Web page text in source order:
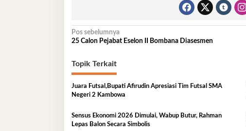
Navigasi
Pos sebelumnya
25 Calon Pejabat Eselon II Bombana Diasesmen
Topik Terkait
Juara Futsal,Bupati Afirudin Apresiasi Tim Futsal SMA
Negeri 2 Kambowa
Sensus Ekonomi 2026 Dimulai, Wabup Butur, Rahman
Lepas Balon Secara Simbolis